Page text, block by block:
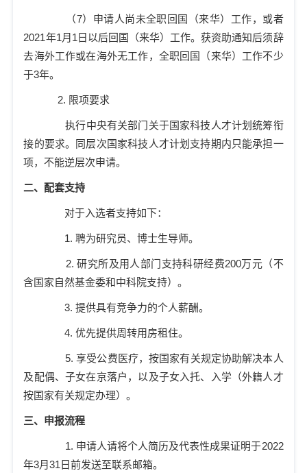
（7）申请人尚未全职回国（来华）工作，或者
2021年1月 1 日以后回国（来华）工作。获资助通知后须辞
去海外工作或在海外无工作，全职回国（来华）工作不少
于3年。
2. 限项要求
执行中央有关部门关于国家科技人才计划统筹衔
接的要求。同层次国家科技人才计划支持期内只能承担一
项，不能逆层次申请。
二、配套支持
对于入选者支持如下：
1.聘为研究员、博士生导师。
2.研究所及用人部门支持科研经费200万元（不
含国家自然基金委和中科院支持）。
3.提供具有竞争力的个人薪酬。
4.优先提供周转用房租住。
5.享受公费医疗，按国家有关规定协助解决本人
及配偶、子女在京落户，以及子女入托、入学（外籍人才
按国家有关规定办理）。
三、申报流程
1. 申请人请将个人简历及代表性成果证明于2022
年3月31 日前发送至联系邮箱。